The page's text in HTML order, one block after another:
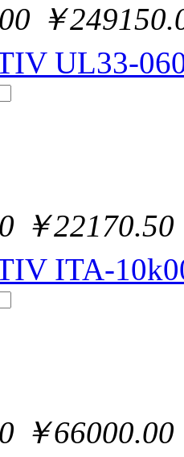
￥
UL33-
￥22170.50
ITA-
￥66000.00